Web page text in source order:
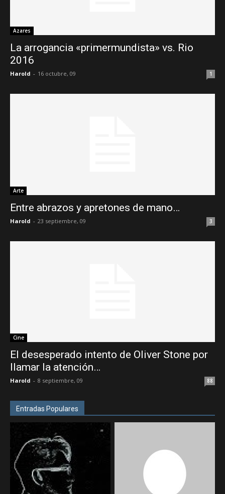
Azares
La arrogancia «primermundista» vs. Rio
2016
Harold - 16 octubre, 09 1
Arte
Entre abrazos y apretones de mano…
Harold - 23 septiembre, 09 3
Cine
El desesperado intento de Oliver Stone por
llamar la atención…
Harold - 8 septiembre, 09 88
Entradas Populares